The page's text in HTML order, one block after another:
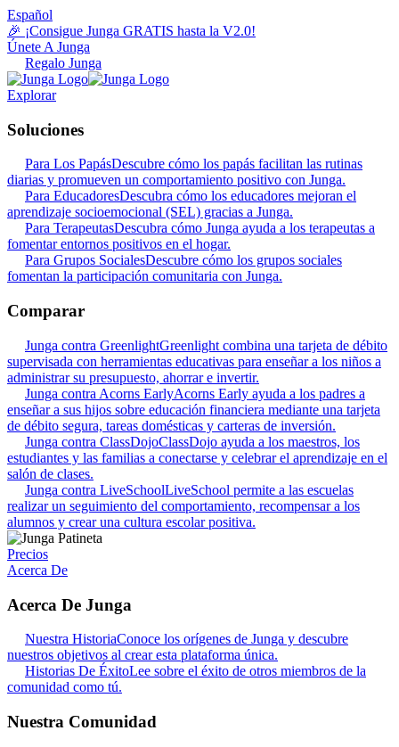
Español
🎉 ¡Consigue Junga GRATIS hasta la V2.0!
Únete A Junga
Regalo Junga
Explorar
Soluciones
Para Los PapásDescubre cómo los papás facilitan las rutinas
diarias y promueven un comportamiento positivo con Junga.
Para EducadoresDescubra cómo los educadores mejoran el
aprendizaje socioemocional (SEL) gracias a Junga.
Para TerapeutasDescubra cómo Junga ayuda a los terapeutas a
fomentar entornos positivos en el hogar.
Para Grupos SocialesDescubre cómo los grupos sociales
fomentan la participación comunitaria con Junga.
Comparar
Junga contra GreenlightGreenlight combina una tarjeta de débito
supervisada con herramientas educativas para enseñar a los niños a
administrar su presupuesto, ahorrar e invertir.
Junga contra Acorns EarlyAcorns Early ayuda a los padres a
enseñar a sus hijos sobre educación financiera mediante una tarjeta
de débito segura, tareas domésticas y carteras de inversión.
Junga contra ClassDojoClassDojo ayuda a los maestros, los
estudiantes y las familias a conectarse y celebrar el aprendizaje en el
salón de clases.
Junga contra LiveSchoolLiveSchool permite a las escuelas
realizar un seguimiento del comportamiento, recompensar a los
alumnos y crear una cultura escolar positiva.
Precios
Acerca De
Acerca De Junga
Nuestra HistoriaConoce los orígenes de Junga y descubre
nuestros objetivos al crear esta plataforma única.
Historias De ÉxitoLee sobre el éxito de otros miembros de la
comunidad como tú.
Nuestra Comunidad